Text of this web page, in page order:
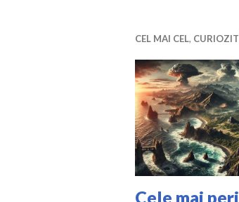
CEL MAI CEL,
Cele mai